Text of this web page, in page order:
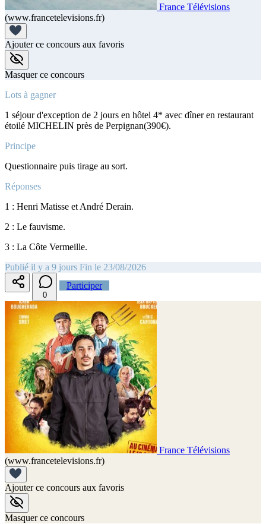
France Télévisions
(www.francetelevisions.fr)
Ajouter ce concours aux favoris
Masquer ce concours
Lots à gagner
1 séjour d'exception de 2 jours en hôtel 4* avec dîner en restaurant
étoilé MICHELIN près de Perpignan(390€).
Principe
Questionnaire puis tirage au sort.
Réponses
1 : Henri Matisse et André Derain.
2 : Le fauvisme.
3 : La Côte Vermeille.
Publié il y a 9 jours Fin le 23/08/2026
0
Participer
France Télévisions
(www.francetelevisions.fr)
Ajouter ce concours aux favoris
Masquer ce concours